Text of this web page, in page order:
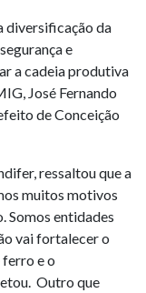
diversificação da
e
a cadeia produtiva
José Fernando
de Conceição
ressaltou que a
muitos motivos
Somos entidades
vai fortalecer o
e o
Outro que